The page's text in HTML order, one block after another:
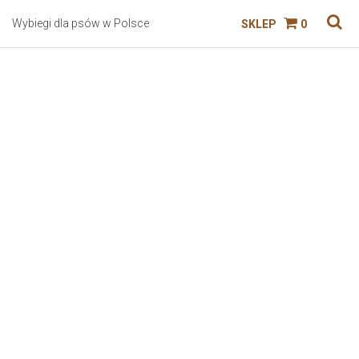
Wybiegi dla psów w Polsce SKLEP 0